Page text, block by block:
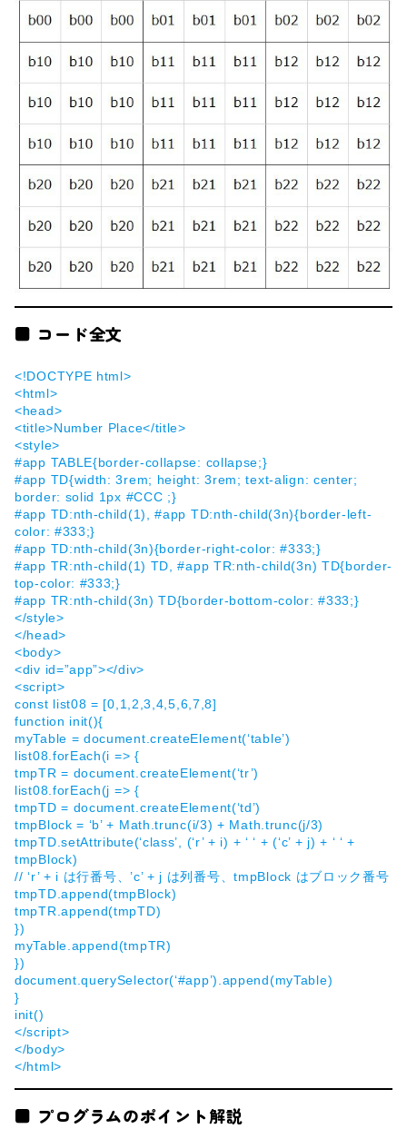
■ コード全文
<!DOCTYPE html>
<html>
<head>
<title>Number Place</title>
<style>
#app TABLE{border-collapse: collapse;}
#app TD{width: 3rem; height: 3rem; text-align: center;
border: solid 1px #CCC ;}
#app TD:nth-child(1), #app TD:nth-child(3n){border-left-
color: #333;}
#app TD:nth-child(3n){border-right-color: #333;}
#app TR:nth-child(1) TD, #app TR:nth-child(3n) TD{border-
top-color: #333;}
#app TR:nth-child(3n) TD{border-bottom-color: #333;}
</style>
</head>
<body>
<div id=”app”></div>
<script>
const list08 = [0,1,2,3,4,5,6,7,8]
function init(){
myTable = document.createElement(‘table’)
list08.forEach(i => {
tmpTR = document.createElement(‘tr’)
list08.forEach(j => {
tmpTD = document.createElement(‘td’)
tmpBlock = ‘b’ + Math.trunc(i/3) + Math.trunc(j/3)
tmpTD.setAttribute(‘class’, (‘r’ + i) + ‘ ‘ + (‘c’ + j) + ‘ ‘ +
tmpBlock)
// ‘r’ + i は行番号、’c’ + j は列番号、tmpBlock はブロック番号
tmpTD.append(tmpBlock)
tmpTR.append(tmpTD)
})
myTable.append(tmpTR)
})
document.querySelector(‘#app’).append(myTable)
}
init()
</script>
</body>
</html>
■ プログラムのポイント解説